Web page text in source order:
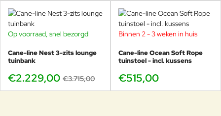
-40%
Op voorraad, snel bezorgd
Cane-line Nest 3-zits lounge
tuinbank
€2.229,00 €3.715,00
Binnen 2 - 3 weken in huis
Cane-line Ocean Soft Rope
tuinstoel - incl. kussens
€515,00